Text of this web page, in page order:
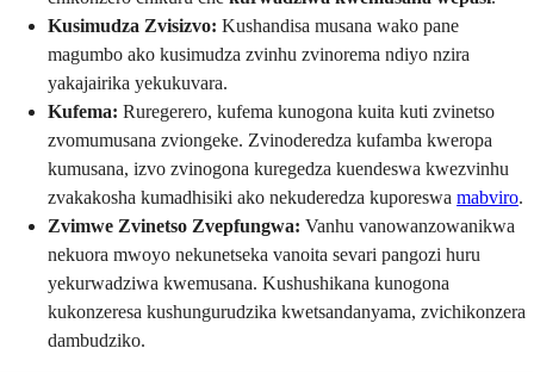
Kusimudza Zvisizvo: Kushandisa musana wako pane
magumbo ako kusimudza zvinhu zvinorema ndiyo nzira
yakajairika yekukuvara.
Kufema: Ruregerero, kufema kunogona kuita kuti zvinetso
zvomumusana zviongeke. Zvinoderedza kufamba kweropa
kumusana, izvo zvinogona kuregedza kuendeswa kwezvinhu
zvakakosha kumadhisiki ako nekuderedza kuporeswa mabviro.
Zvimwe Zvinetso Zvepfungwa: Vanhu vanowanzowanikwa
nekuora mwoyo nekunetseka vanoita sevari pangozi huru
yekurwadziwa kwemusana. Kushushikana kunogona
kukonzeresa kushungurudzika kwetsandanyama, zvichikonzera
dambudziko.